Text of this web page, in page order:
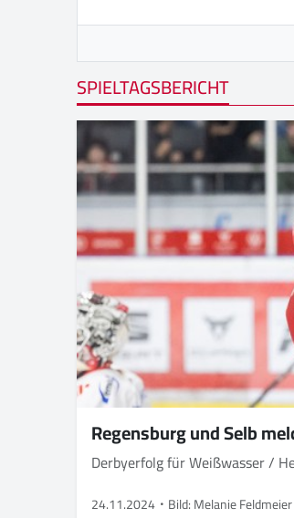
SPIELTAGSBERICHT
Regensburg und Selb
Derbyerfolg für Weißwasser /
24.11.2024 Bild: Melanie Feldmeier